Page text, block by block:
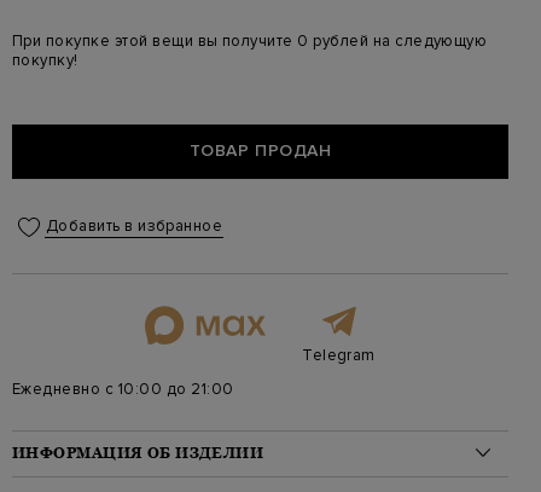
При покупке этой вещи вы получите 0 рублей на следующую
покупку!
ТОВАР ПРОДАН
Добавить в избранное
Telegram
Ежедневно с 10:00 до 21:00
ИНФОРМАЦИЯ ОБ ИЗДЕЛИИ